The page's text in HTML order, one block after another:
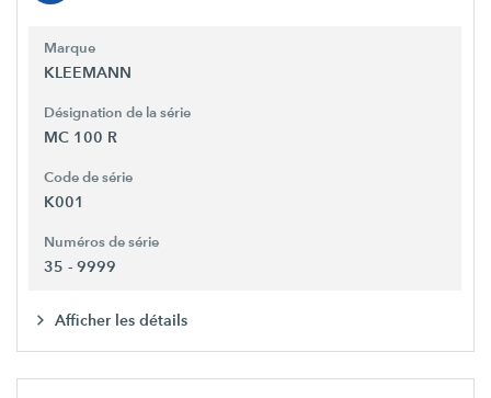
Marque
KLEEMANN
Désignation de la série
MC 100 R
Code de série
K001
Numéros de série
35 - 9999
Afficher les détails